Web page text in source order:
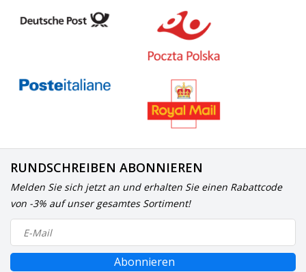
RUNDSCHREIBEN ABONNIEREN
Melden Sie sich jetzt an und erhalten Sie einen Rabattcode
von -3% auf unser gesamtes Sortiment!
Abonnieren